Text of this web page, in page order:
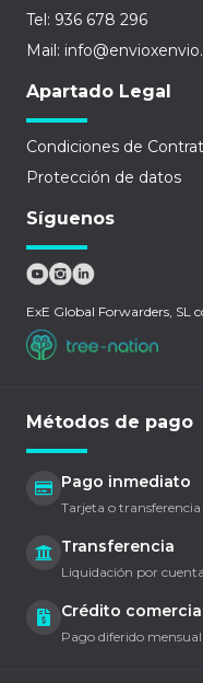
Tel: 936 678 296
Mail:
Apartado Legal
Condiciones de
Protección de datos
Síguenos
ExE Global Forwarders, SL
Métodos de pago
Pago inmediato
Tarjeta o
Transferencia
Liquidación por
Crédito
Pago diferido